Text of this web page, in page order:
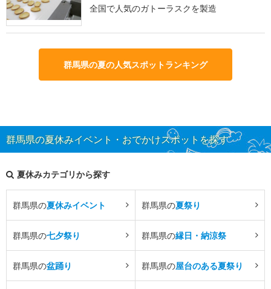
全国で人気のガトーラスクを製造
群馬県の夏の人気スポットランキング
群馬県の夏休みイベント・おでかけスポットを探す
夏休みカテゴリから探す
群馬県の夏休みイベント 群馬県の夏祭り
群馬県の七夕祭り 群馬県の縁日・納涼祭
群馬県の盆踊り 群馬県の屋台のある夏祭り